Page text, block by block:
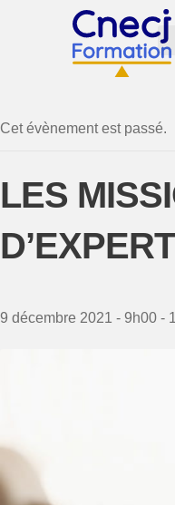
Cet évènement est passé.
LES
9 décembre 2021 - 9h00 -